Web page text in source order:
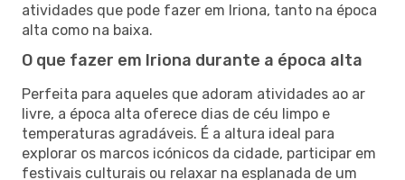
atividades que pode fazer em Iriona, tanto na época
alta como na baixa.
O que fazer em Iriona durante a época alta
Perfeita para aqueles que adoram atividades ao ar
livre, a época alta oferece dias de céu limpo e
temperaturas agradáveis. É a altura ideal para
explorar os marcos icónicos da cidade, participar em
festivais culturais ou relaxar na esplanada de um